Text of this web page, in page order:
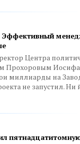
Центра
Прохоровым Иосифа
миллиарды на
не запустил.